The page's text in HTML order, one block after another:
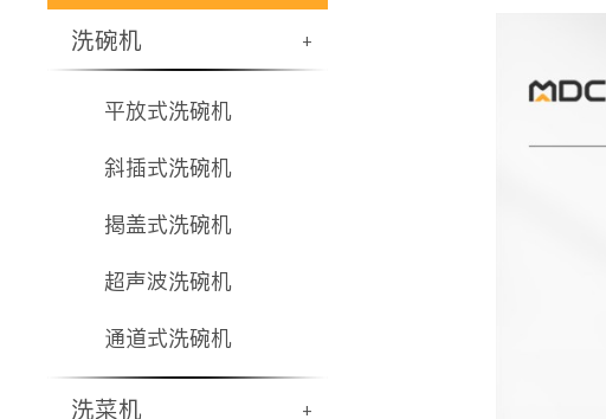
洗碗机 +
平放式洗碗机
斜插式洗碗机
揭盖式洗碗机
超声波洗碗机
通道式洗碗机
洗菜机 +